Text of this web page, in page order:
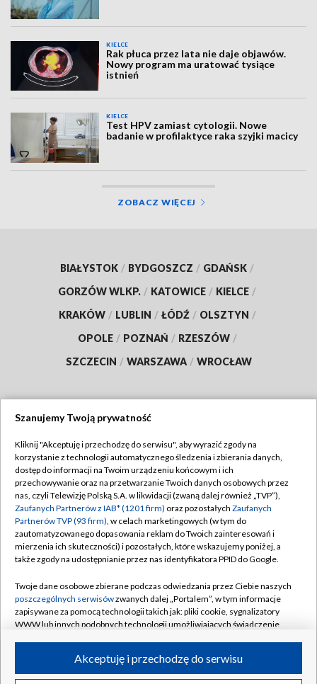
KIELCE
Rak płuca przez lata nie daje objawów.
Nowy program ma uratować tysiące
istnień
KIELCE
Test HPV zamiast cytologii. Nowe
badanie w profilaktyce raka szyjki macicy
ZOBACZ WIĘCEJ
BIAŁYSTOK / BYDGOSZCZ / GDAŃSK /
GORZÓW WLKP. / KATOWICE / KIELCE /
KRAKÓW / LUBLIN / ŁÓDŹ / OLSZTYN /
OPOLE / POZNAŃ / RZESZÓW /
SZCZECIN / WARSZAWA / WROCŁAW
TVP
Abonament TVP
Emisja w TVP
Centrum informacji TVP
Naziemna Telewizja Cyfrowa
Rada Programowa
System NOS
Informacje o nadawcy
Program dla prasy
Regulamin TVP
Polityka prywatności
Moje zgody
Pomoc
Kontakt
Kanały
©2026 Telewizja Polska S.A. w likwidacji
Szanujemy Twoją prywatność
Kliknij "Akceptuję i przechodzę do serwisu", aby wyrazić zgody na
korzystanie z technologii automatycznego śledzenia i zbierania danych,
dostęp do informacji na Twoim urządzeniu końcowym i ich
przechowywanie oraz na przetwarzanie Twoich danych osobowych przez
nas, czyli Telewizję Polską S.A. w likwidacji (zwaną dalej również „TVP”),
Zaufanych Partnerów z IAB* (1201 firm) oraz pozostałych Zaufanych
Partnerów TVP (93 firm), w celach marketingowych (w tym do
zautomatyzowanego dopasowania reklam do Twoich zainteresowań i
mierzenia ich skuteczności) i pozostałych, które wskazujemy poniżej, a
także zgody na udostępnianie przez nas identyfikatora PPID do Google.
Twoje dane osobowe zbierane podczas odwiedzania przez Ciebie naszych
poszczególnych serwisówzwanych dalej „Portalem”, w tym informacje
zapisywane za pomocą technologii takich jak: pliki cookie, sygnalizatory
WWW lub innych podobnych technologii umożliwiających świadczenie
ruchu w Internecie.Akceptuję i przechodzę do serwisu